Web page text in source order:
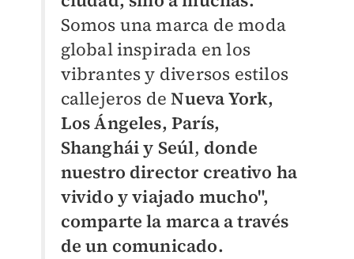
Somos una marca de moda
global inspirada en los
vibrantes y diversos estilos
callejeros deNueva York,
Los Ángeles, París,
Shanghái y Seúl, donde
nuestro director creativo ha
vivido y viajado mucho",
comparte la marca a través
de un comunicado.